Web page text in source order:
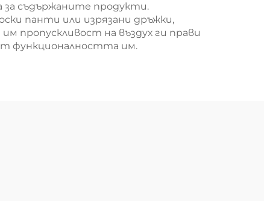
за съдържаните продукти.
панти или изрязани дръжки,
пропускливост на въздух ги прави
функционалността им.